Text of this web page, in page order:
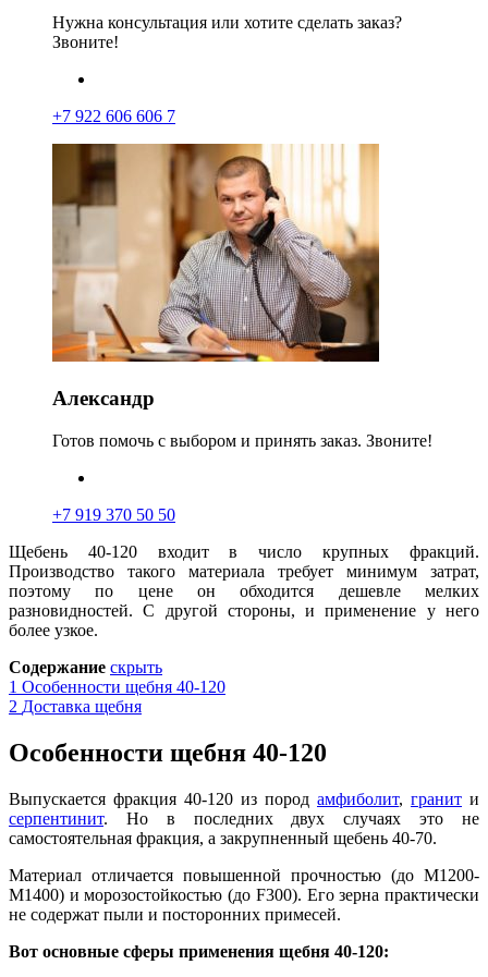
Нужна консультация или хотите сделать заказ?
Звоните!
+7 922 606 606 7
Александр
Готов помочь с выбором и принять заказ. Звоните!
+7 919 370 50 50
Щебень 40-120 входит в число крупных фракций.
Производство такого материала требует минимум затрат,
поэтому по цене он обходится дешевле мелких
разновидностей. С другой стороны, и применение у него
более узкое.
Содержание скрыть
1 Особенности щебня 40-120
2 Доставка щебня
Особенности щебня 40-120
Выпускается фракция 40-120 из пород амфиболит, гранит и
серпентинит. Но в последних двух случаях это не
самостоятельная фракция, а закрупненный щебень 40-70.
Материал отличается повышенной прочностью (до М1200-
М1400) и морозостойкостью (до F300). Его зерна практически
не содержат пыли и посторонних примесей.
Вот основные сферы применения щебня 40-120: